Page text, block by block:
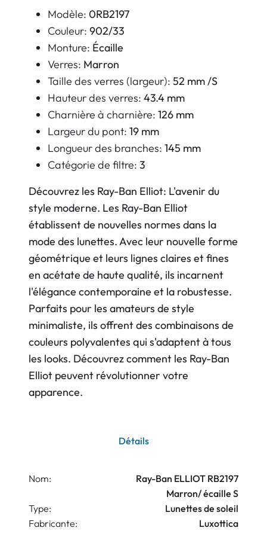
Modèle: 0RB2197
Couleur: 902/33
Monture: Écaille
Verres: Marron
Taille des verres (largeur): 52 mm /S
Hauteur des verres: 43.4 mm
Charnière à charnière: 126 mm
Largeur du pont: 19 mm
Longueur des branches: 145 mm
Catégorie de filtre: 3
Découvrez les Ray-Ban Elliot: L'avenir du
style moderne. Les Ray-Ban Elliot
établissent de nouvelles normes dans la
mode des lunettes. Avec leur nouvelle forme
géométrique et leurs lignes claires et fines
en acétate de haute qualité, ils incarnent
l'élégance contemporaine et la robustesse.
Parfaits pour les amateurs de style
minimaliste, ils offrent des combinaisons de
couleurs polyvalentes qui s'adaptent à tous
les looks. Découvrez comment les Ray-Ban
Elliot peuvent révolutionner votre
apparence.
Détails
Nom:
Ray-Ban ELLIOT RB2197
Marron/ écaille S
Type:
Lunettes de soleil
Fabricante:
Luxottica